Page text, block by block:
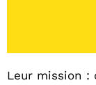
Leur mission